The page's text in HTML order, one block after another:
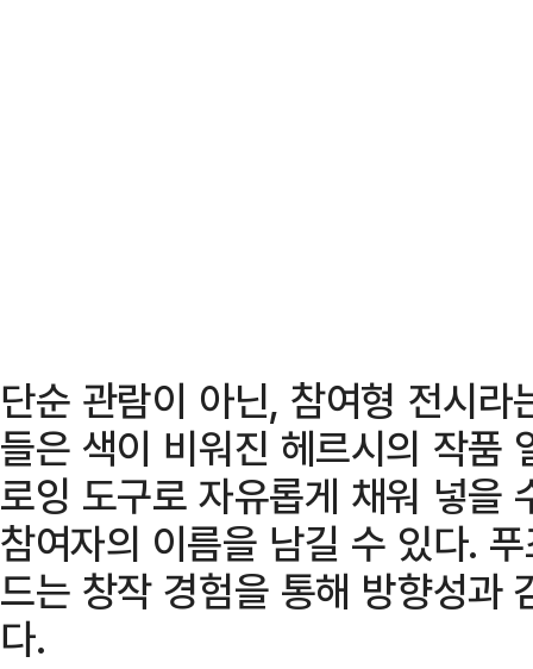
단순 관람이 아닌, 참여형 전시
들은 색이 비워진 헤르시의 작품
로잉 도구로 자유롭게 채워 넣을
참여자의 이름을 남길 수 있다.
드는 창작 경험을 통해 방향성과
다.